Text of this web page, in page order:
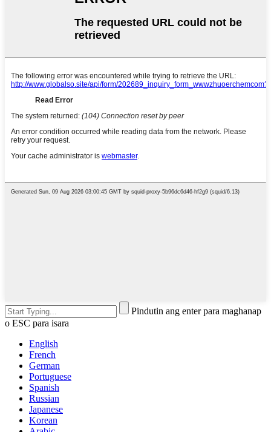
Pindutin ang enter para maghanap
o ESC para isara
English
French
German
Portuguese
Spanish
Russian
Japanese
Korean